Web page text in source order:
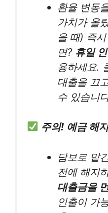
환율 변동
가치가 올
을 때) 즉
면? 휴일
용하세요.
대출을 끄
수 있습니
주의! 예금 해
담보로 맡
전에 해지
대출금을
인출이 가